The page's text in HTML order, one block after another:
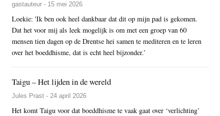
gastauteur - 15 mei 2026
Loekie: 'Ik ben ook heel dankbaar dat dit op mijn pad is gekomen.
Dat het voor mij als leek mogelijk is om met een groep van 60
mensen tien dagen op de Drentse hei samen te mediteren en te leren
over het boeddhisme, dat is echt heel bijzonder.’
Taigu – Het lijden in de wereld
Jules Prast - 24 april 2026
Het komt Taigu voor dat boeddhisme te vaak gaat over ‘verlichting’